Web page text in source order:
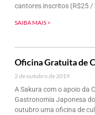
cantores inscritos (R$25 /
SAIBA MAIS >
Oficina Gratuita de
2 de outubro de 2019
A Sakura com o apoio da
Gastronomia Japonesa
outubro uma oficina de